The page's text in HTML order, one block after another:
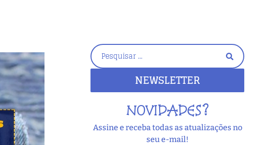
NEWSLETTER
NOVIDADES?
Assine e receba todas as atualizações no
seu e-mail!